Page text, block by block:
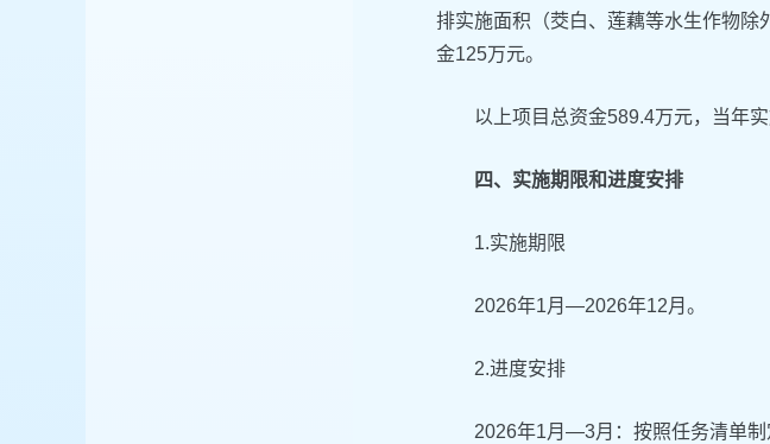
排实施面积（茭白、莲藕等水生作物除
金125万元。
以上项目总资金589.4万元，当年实
四、实施期限和进度安排
1.实施期限
2026年1月—2026年12月。
2.进度安排
2026年1月—3月：按照任务清单制